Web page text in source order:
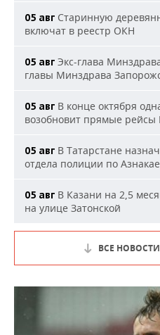
05 авг Старинную
включат в реестр ОКН
05 авг Экс-глава
главы Минздрава
05 авг В конце октября
возобновит прямые
05 авг В Татарстане
отдела полиции по
05 авг В Казани на 2,5
на улице Затонской
ВСЕ